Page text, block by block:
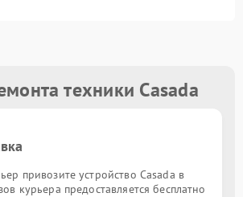
техники Casada
привозите устройство Casada в
курьера предоставляется бесплатно